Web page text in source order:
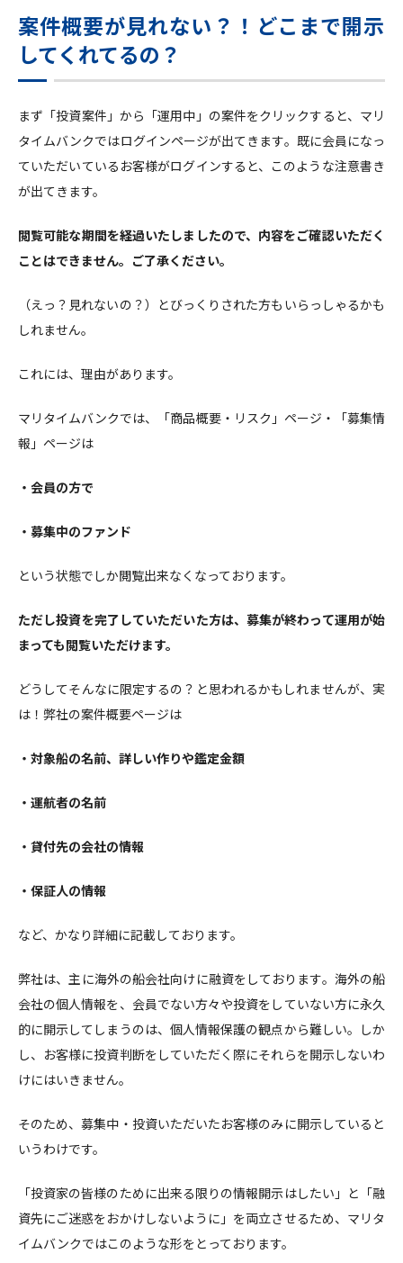
案件概要が見れない？！どこまで開示
してくれてるの？
まず「投資案件」から「運用中」の案件をクリックすると、マリ
タイムバンクではログインページが出てきます。既に会員になっ
ていただいているお客様がログインすると、このような注意書き
が出てきます。
閲覧可能な期間を経過いたしましたので、内容をご確認いただく
ことはできません。ご了承ください。
（えっ？見れないの？）とびっくりされた方もいらっしゃるかも
しれません。
これには、理由があります。
マリタイムバンクでは、「商品概要・リスク」ページ・「募集情
報」ページは
・会員の方で
・募集中のファンド
という状態でしか閲覧出来なくなっております。
ただし投資を完了していただいた方は、募集が終わって運用が始
まっても閲覧いただけます。
どうしてそんなに限定するの？と思われるかもしれませんが、実
は！弊社の案件概要ページは
・対象船の名前、詳しい作りや鑑定金額
・運航者の名前
・貸付先の会社の情報
・保証人の情報
など、かなり詳細に記載しております。
弊社は、主に海外の船会社向けに融資をしております。海外の船
会社の個人情報を、会員でない方々や投資をしていない方に永久
的に開示してしまうのは、個人情報保護の観点から難しい。しか
し、お客様に投資判断をしていただく際にそれらを開示しないわ
けにはいきません。
そのため、募集中・投資いただいたお客様のみに開示していると
いうわけです。
「投資家の皆様のために出来る限りの情報開示はしたい」と「融
資先にご迷惑をおかけしないように」を両立させるため、マリタ
イムバンクではこのような形をとっております。